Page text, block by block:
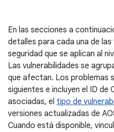
En las secciones a
detalles para cada una de las
seguridad que se aplican al
Las vulnerabilidades se
que afectan. Los problemas
siguientes e incluyen el ID de
asociadas, el tipo de
versiones actualizadas de
Cuando está disponible,